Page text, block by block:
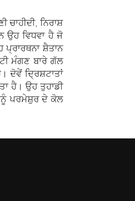
ਨਿਰਾਸ਼
ਉਹ ਵਿਧਵਾ ਹੈ ਜੋ
ਸ਼ੈਤਾਨ
ਮੰਗਣ ਬਾਰੇ ਗੱਲ
ਦੋਵੇਂ ਦ੍ਰਿਸ਼ਟਾਤਾਂ
ਹੈ। ਉਹ ਤੁਹਾਡੀ
ਪਰਮੇਸ਼ੁਰ ਦੇ ਕੋਲ